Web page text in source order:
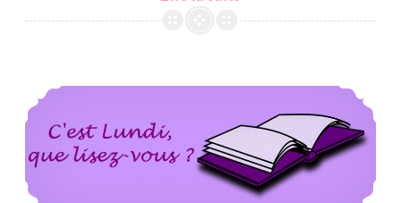
Club
Flirt
Lauren
Rowe
C’est Lundi, Que Lisez-Vous ? #78